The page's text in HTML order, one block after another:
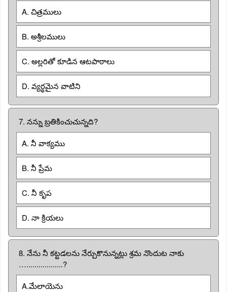
A. చిత్రములు
B. అశ్రీలములు
C. అల్లరితో కూడిన ఆటపాఠాలు
D. వ్యర్థమైన వాటిని
7. నన్ను బ్రతికించుచున్నది?
A. నీ వాక్యము
B. నీ ప్రేమ
C. నీ కృప
D. నా క్రియలు
8. నేను నీ కట్టడలను నేర్చుకొనున్నట్లు శ్రమ నొందుట నాకు
…..................?
A.మేలాయెను